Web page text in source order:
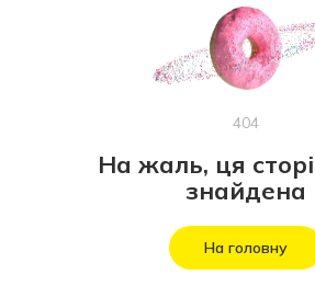
404
На жаль, ця
знайдена
На головну